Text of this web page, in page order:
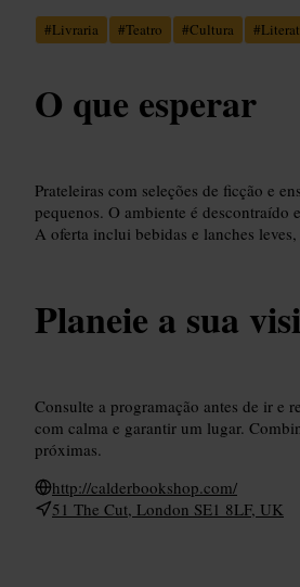
#Livraria #Teatro #Cultura #
O que esperar
Prateleiras com seleções de ficção e
pequenos. O ambiente é
A oferta inclui bebidas e lanches
Planeie a sua
Consulte a programação antes de ir e
com calma e garantir um lugar.
próximas.
http://calderbookshop.com/
51 The Cut, London SE1 8LF, UK